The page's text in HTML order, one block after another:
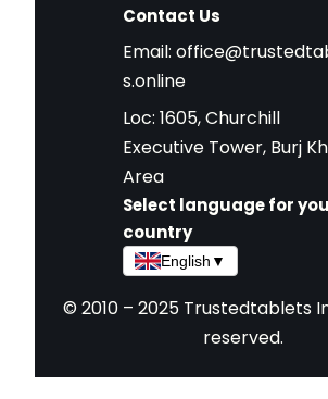
Contact Us
Email:
s.online
Loc: 1605, Churchill
Executive Tower, Burj
Area
Select language for
country
English ▼
© 2010 – 2025 Trustedtablets
reserved.